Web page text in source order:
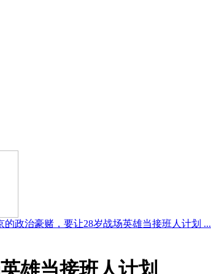
的政治豪赌，要让28岁战场英雄当接班人计划 ...
雄当接班人计划